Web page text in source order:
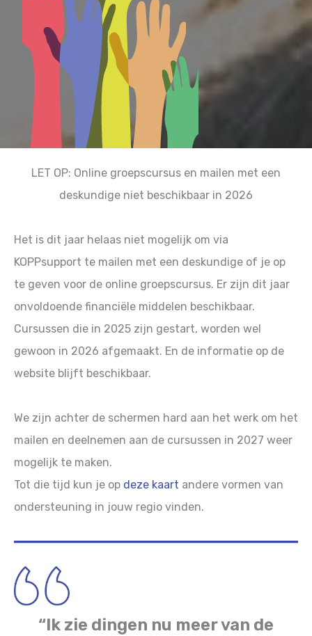
LET OP: Online groepscursus en mailen met een
deskundige niet beschikbaar in 2026
Het is dit jaar helaas niet mogelijk om via
KOPPsupport te mailen met een deskundige of je op
te geven voor de online groepscursus. Er zijn dit jaar
onvoldoende financiële middelen beschikbaar.
Cursussen die in 2025 zijn gestart, worden wel
gewoon in 2026 afgemaakt. En de informatie op de
website blijft beschikbaar.
We zijn achter de schermen hard aan het werk om het
mailen en deelnemen aan de cursussen in 2027 weer
mogelijk te maken.
Tot die tijd kun je op deze kaart andere vormen van
ondersteuning in jouw regio vinden.
“Ik zie dingen nu meer van de